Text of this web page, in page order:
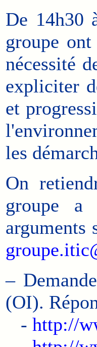
De 14h30
groupe
nécessité
expliciter
et
les
On
groupe a
–
(OI).
- http://